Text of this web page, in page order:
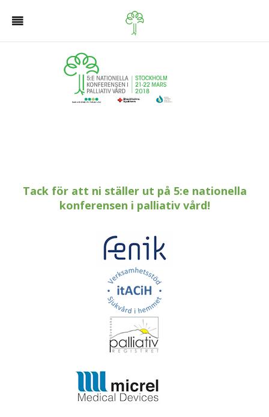
Tack för att ni ställer ut på 5:e nationella
konferensen i palliativ vård!